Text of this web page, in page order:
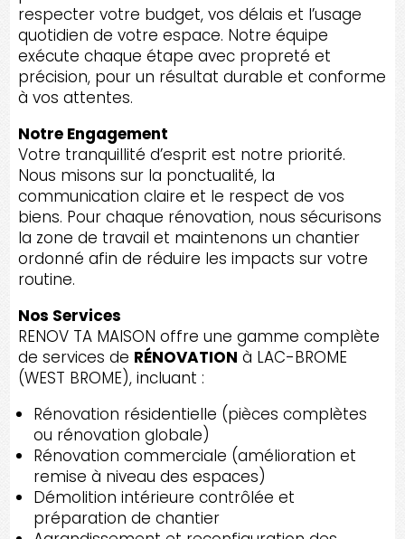
respecter votre budget, vos délais et l’usage
quotidien de votre espace. Notre équipe
exécute chaque étape avec propreté et
précision, pour un résultat durable et conforme
à vos attentes.
Notre Engagement
Votre tranquillité d’esprit est notre priorité.
Nous misons sur la ponctualité, la
communication claire et le respect de vos
biens. Pour chaque rénovation, nous sécurisons
la zone de travail et maintenons un chantier
ordonné afin de réduire les impacts sur votre
routine.
Nos Services
RENOV TA MAISON offre une gamme complète
de services de RÉNOVATION à LAC-BROME
(WEST BROME), incluant :
Rénovation résidentielle (pièces complètes
ou rénovation globale)
Rénovation commerciale (amélioration et
remise à niveau des espaces)
Démolition intérieure contrôlée et
préparation de chantier